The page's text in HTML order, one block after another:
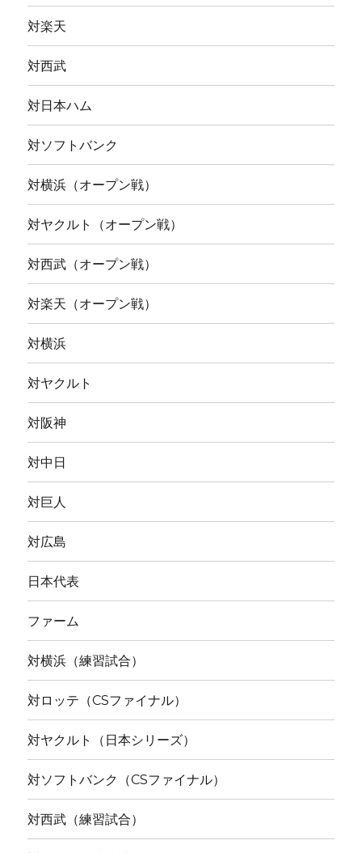
対楽天
対西武
対日本ハム
対ソフトバンク
対横浜（オープン戦）
対ヤクルト（オープン戦）
対西武（オープン戦）
対楽天（オープン戦）
対横浜
対ヤクルト
対阪神
対中日
対巨人
対広島
日本代表
ファーム
対横浜（練習試合）
対ロッテ（CSファイナル）
対ヤクルト（日本シリーズ）
対ソフトバンク（CSファイナル）
対西武（練習試合）